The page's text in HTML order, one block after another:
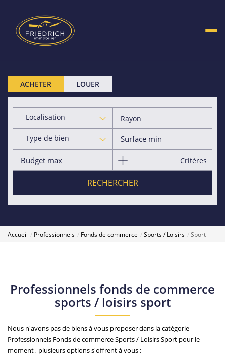
ACHETER LOUER
Localisation Rayon
Type de bien
Critères
RECHERCHER
Accueil Professionnels Fonds de commerce Sports / Loisirs Sport
Professionnels fonds de commerce
sports / loisirs sport
Nous n'avons pas de biens à vous proposer dans la catégorie
Professionnels Fonds de commerce Sports / Loisirs Sport pour le
moment , plusieurs options s'offrent à vous :